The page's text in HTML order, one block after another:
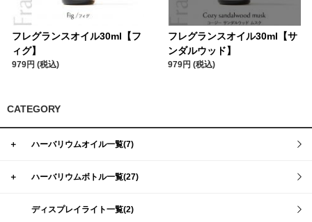
フレグランスオイル30ml【フ
ィグ】
979円 (税込)
フレグランスオイル30ml【サ
ンダルウッド】
979円 (税込)
CATEGORY
＋ ハーバリウムオイル一覧(7)
＋ ハーバリウムボトル一覧(27)
ディスプレイライト一覧(2)